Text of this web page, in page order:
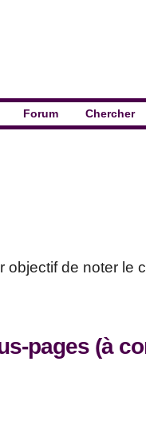
Forum Chercher
objectif de noter le
pages (à